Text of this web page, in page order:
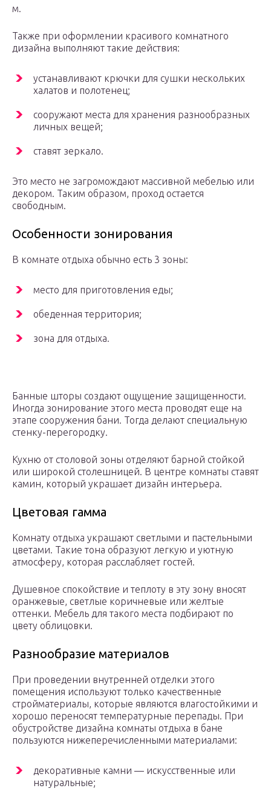
м.
Также при оформлении красивого комнатного
дизайна выполняют такие действия:
устанавливают крючки для сушки нескольких
халатов и полотенец;
сооружают места для хранения разнообразных
личных вещей;
ставят зеркало.
Это место не загромождают массивной мебелью или
декором. Таким образом, проход остается
свободным.
Особенности зонирования
В комнате отдыха обычно есть 3 зоны:
место для приготовления еды;
обеденная территория;
зона для отдыха.
Банные шторы создают ощущение защищенности.
Иногда зонирование этого места проводят еще на
этапе сооружения бани. Тогда делают специальную
стенку-перегородку.
Кухню от столовой зоны отделяют барной стойкой
или широкой столешницей. В центре комнаты ставят
камин, который украшает дизайн интерьера.
Цветовая гамма
Комнату отдыха украшают светлыми и пастельными
цветами. Такие тона образуют легкую и уютную
атмосферу, которая расслабляет гостей.
Душевное спокойствие и теплоту в эту зону вносят
оранжевые, светлые коричневые или желтые
оттенки. Мебель для такого места подбирают по
цвету облицовки.
Разнообразие материалов
При проведении внутренней отделки этого
помещения используют только качественные
стройматериалы, которые являются влагостойкими и
хорошо переносят температурные перепады. При
обустройстве дизайна комнаты отдыха в бане
пользуются нижеперечисленными материалами:
декоративные камни — искусственные или
натуральные;